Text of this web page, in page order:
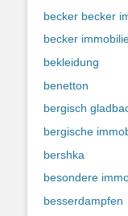
becker becker
becker
bekleidung
benetton
bergisch
bergische
bershka
besondere
besserdampfen